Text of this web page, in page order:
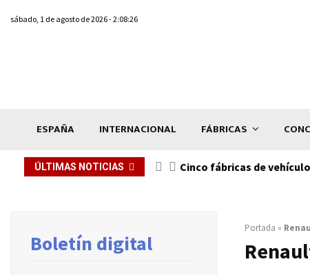
sábado, 1 de agosto de 2026 - 2:08:26
ESPAÑA INTERNACIONAL FÁBRICAS
ÚLTIMAS NOTICIAS Cinco fábricas de
Portada »
Boletín digital